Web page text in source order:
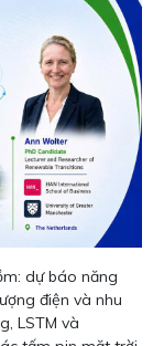
dự báo năng
điện và nhu
LSTM và